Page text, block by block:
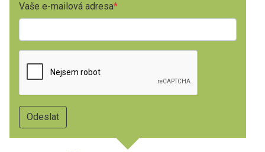
Vaše e-mailová adresa